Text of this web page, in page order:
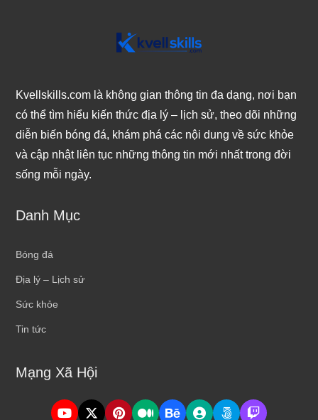
Kvellskills.com là không gian thông tin đa dạng, nơi bạn
có thể tìm hiểu kiến thức địa lý – lịch sử, theo dõi những
diễn biến bóng đá, khám phá các nội dung về sức khỏe
và cập nhật liên tục những thông tin mới nhất trong đời
sống mỗi ngày.
Danh Mục
Bóng đá
Địa lý – Lịch sử
Sức khỏe
Tin tức
Mạng Xã Hội